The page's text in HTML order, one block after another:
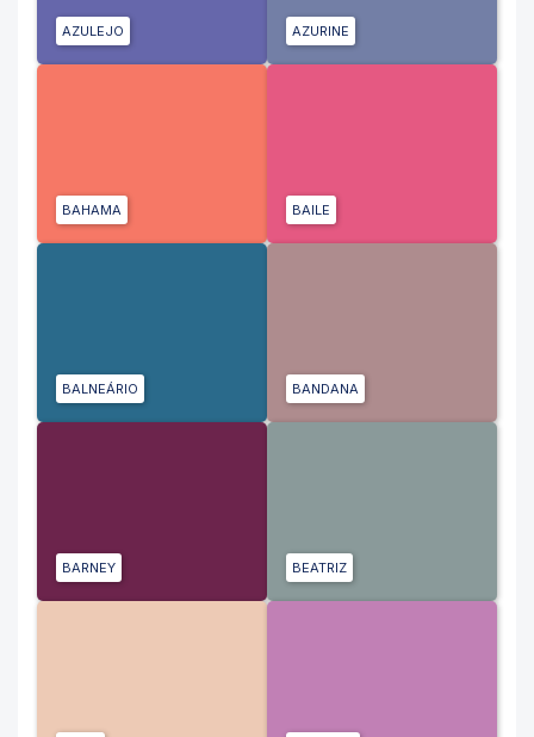
AZULEJO AZURINE
BAHAMA BAILE
BALNEÁRIO BANDANA
BARNEY BEATRIZ